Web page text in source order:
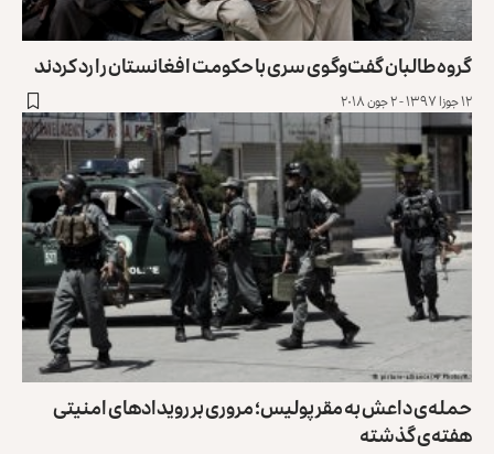
گروه طالبان گفت‌و‌گوی سری با حکومت افغانستان را رد کردند
۱۲ جوزا ۱۳۹۷ - ۲ جون ۲۰۱۸
حمله‌ی داعش به مقر پولیس؛ مروری بر رویدادهای امنیتی
هفته‌ی گذشته